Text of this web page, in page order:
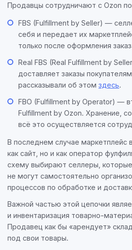
Продавцы сотрудничают с Ozon
FBS (Fulfillment by Seller) —
себя и передает их
только после оформления
Real FBS (Real Fulfillment by
доставляет заказы
рассказывали об этом здесь.
FBO (Fulfillment by Operator) —
Fulfillment by Ozon. Хранение,
всё это осуществляется
В последнем случае маркетплейс
как сайт, но и как оператор
схему выбирают селлеры,
не могут самостоятельно
процессов по обработке и
Важной частью этой цепочки
и инвентаризация товарно-
Продавец как бы «арендует»
под свои товары.